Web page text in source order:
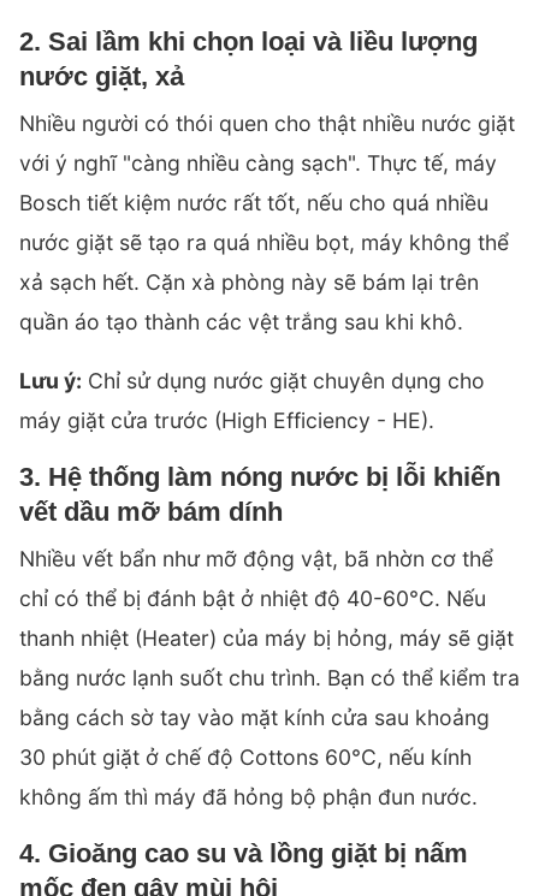
2. Sai lầm khi chọn loại và liều lượng
nước giặt, xả
Nhiều người có thói quen cho thật nhiều nước giặt
với ý nghĩ "càng nhiều càng sạch". Thực tế, máy
Bosch tiết kiệm nước rất tốt, nếu cho quá nhiều
nước giặt sẽ tạo ra quá nhiều bọt, máy không thể
xả sạch hết. Cặn xà phòng này sẽ bám lại trên
quần áo tạo thành các vệt trắng sau khi khô.
Lưu ý: Chỉ sử dụng nước giặt chuyên dụng cho
máy giặt cửa trước (High Efficiency - HE).
3. Hệ thống làm nóng nước bị lỗi khiến
vết dầu mỡ bám dính
Nhiều vết bẩn như mỡ động vật, bã nhờn cơ thể
chỉ có thể bị đánh bật ở nhiệt độ 40-60°C. Nếu
thanh nhiệt (Heater) của máy bị hỏng, máy sẽ giặt
bằng nước lạnh suốt chu trình. Bạn có thể kiểm tra
bằng cách sờ tay vào mặt kính cửa sau khoảng
30 phút giặt ở chế độ Cottons 60°C, nếu kính
không ấm thì máy đã hỏng bộ phận đun nước.
4. Gioăng cao su và lồng giặt bị nấm
mốc đen gây mùi hôi